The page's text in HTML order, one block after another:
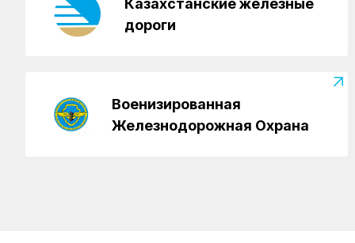
Казахстанские железные
дороги
Военизированная
Железнодорожная Охрана